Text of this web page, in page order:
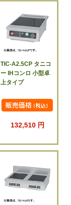
TIC-A2.5CP タニコ
ー IHコンロ 小型卓
上タイプ
132,510 円